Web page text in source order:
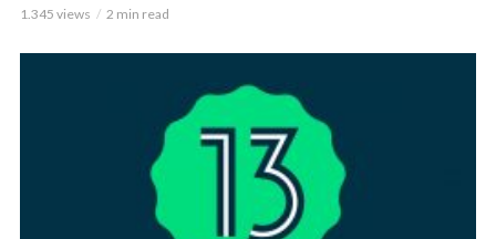
1.345 views 2 min read